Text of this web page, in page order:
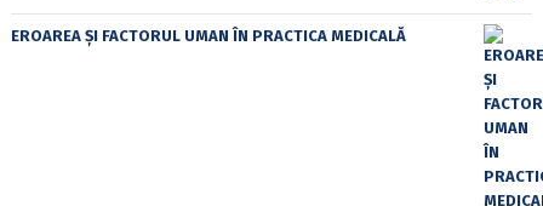
EROAREA ȘI FACTORUL UMAN ÎN PRACTICA MEDICALĂ